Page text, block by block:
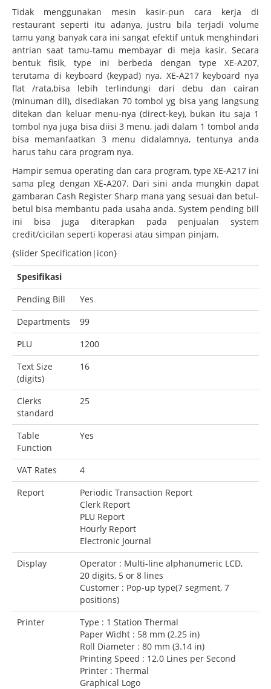
Tidak menggunakan mesin kasir-pun cara kerja di
restaurant seperti itu adanya, justru bila terjadi volume
tamu yang banyak cara ini sangat efektif untuk menghindari
antrian saat tamu-tamu membayar di meja kasir. Secara
bentuk fisik, type ini berbeda dengan type XE-A207,
terutama di keyboard (keypad) nya. XE-A217 keyboard nya
flat /rata,bisa lebih terlindungi dari debu dan cairan
(minuman dll), disediakan 70 tombol yg bisa yang langsung
ditekan dan keluar menu-nya (direct-key), bukan itu saja 1
tombol nya juga bisa diisi 3 menu, jadi dalam 1 tombol anda
bisa memanfaatkan 3 menu didalamnya, tentunya anda
harus tahu cara program nya.
Hampir semua operating dan cara program, type XE-A217 ini
sama pleg dengan XE-A207. Dari sini anda mungkin dapat
gambaran Cash Register Sharp mana yang sesuai dan betul-
betul bisa membantu pada usaha anda. System pending bill
ini bisa juga diterapkan pada penjualan system
credit/cicilan seperti koperasi atau simpan pinjam.
{slider Specification|icon}
Spesifikasi
Pending Bill
Yes
Departments
99
PLU
1200
Text Size
(digits)
16
Clerks
standard
25
Table
Function
Yes
VAT Rates
4
Report
Periodic Transaction Report
Clerk Report
PLU Report
Hourly Report
Electronic Journal
Display
Operator : Multi-line alphanumeric LCD,
20 digits, 5 or 8 lines
Customer : Pop-up type(7 segment, 7
positions)
Printer
Type : 1 Station Thermal
Paper Widht : 58 mm (2.25 in)
Roll Diameter : 80 mm (3.14 in)
Printing Speed : 12.0 Lines per Second
Printer : Thermal
Graphical Logo